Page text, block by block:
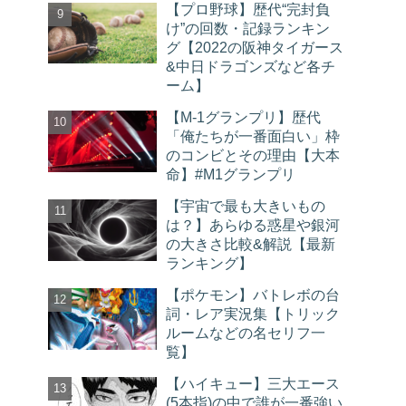
【プロ野球】歴代“完封負
け”の回数・記録ランキン
グ【2022の阪神タイガース
&中日ドラゴンズなど各チ
ーム】
【M-1グランプリ】歴代
「俺たちが一番面白い」枠
のコンビとその理由【大本
命】#M1グランプリ
【宇宙で最も大きいもの
は？】あらゆる惑星や銀河
の大きさ比較&解説【最新
ランキング】
【ポケモン】バトレボの台
詞・レア実況集【トリック
ルームなどの名セリフ一
覧】
【ハイキュー】三大エース
(5本指)の中で誰が一番強い